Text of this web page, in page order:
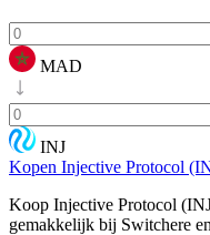
MAD
INJ
Kopen Injective Protocol
Koop Injective Protocol
gemakkelijk bij Switchere